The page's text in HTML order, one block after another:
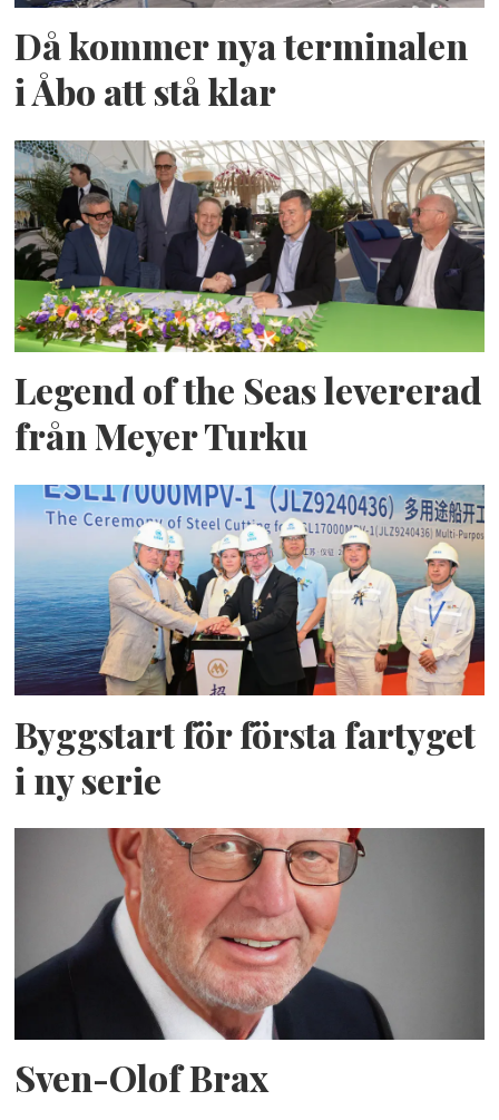
Då kommer nya terminalen
i Åbo att stå klar
Legend of the Seas levererad
från Meyer Turku
Byggstart för första fartyget
i ny serie
Sven-Olof Brax